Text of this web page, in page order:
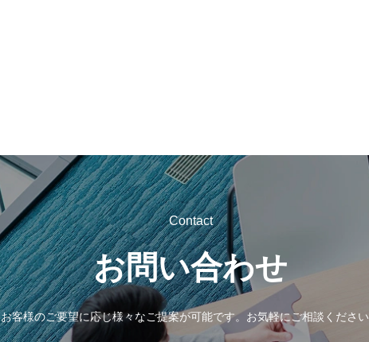
Contact
お問い合わせ
お客様のご要望に応じ様々なご提案が可能です。 お気軽にご相談くださ